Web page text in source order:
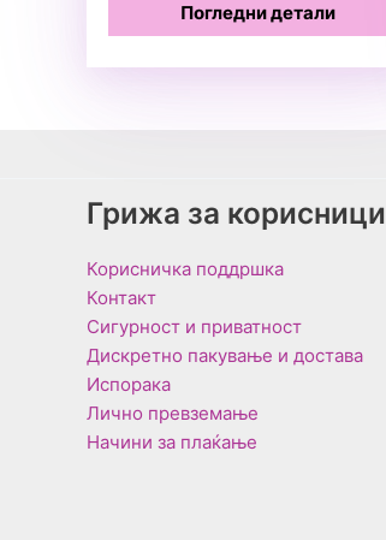
Погледни детали
Грижа за корисници
Корисничка поддршка
Контакт
Сигурност и приватност
Дискретно пакување и достава
Испорака
Лично превземање
Начини за плаќање